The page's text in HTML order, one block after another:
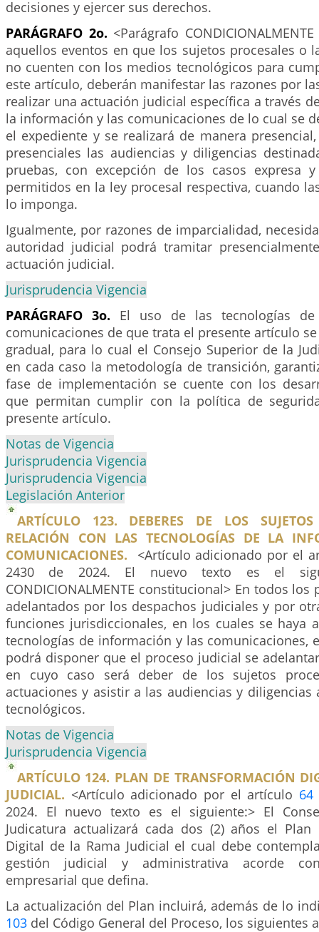
decisiones y ejercer sus derechos.
PARÁGRAFO 2o. <Parágrafo
aquellos eventos en que los sujetos procesales o
no cuenten con los medios tecnológicos para
este artículo, deberán manifestar las razones por
realizar una actuación judicial específica a través
la información y las comunicaciones de lo cual se
el expediente y se realizará de manera
presenciales las audiencias y diligencias
pruebas, con excepción de los casos expresa y
permitidos en la ley procesal respectiva, cuando
lo imponga.
Igualmente, por razones de imparcialidad,
autoridad judicial podrá tramitar
actuación judicial.
Jurisprudencia Vigencia
PARÁGRAFO 3o. El uso de las tecnologías
comunicaciones de que trata el presente artículo
gradual, para lo cual el Consejo Superior de la
en cada caso la metodología de transición,
fase de implementación se cuente con los
que permitan cumplir con la política de
presente artículo.
Notas de Vigencia
Jurisprudencia Vigencia
Jurisprudencia Vigencia
Legislación Anterior
ARTÍCULO 123. DEBERES DE LOS SUJETOS
RELACIÓN CON LAS TECNOLOGÍAS DE LA
COMUNICACIONES. <Artículo adicionado por el
2430 de 2024. El nuevo texto es el
CONDICIONALMENTE constitucional> En todos
adelantados por los despachos judiciales y por
funciones jurisdiccionales, en los cuales se haya
tecnologías de información y las comunicaciones,
podrá disponer que el proceso judicial se
en cuyo caso será deber de los sujetos
actuaciones y asistir a las audiencias y diligencias
tecnológicos.
Notas de Vigencia
Jurisprudencia Vigencia
ARTÍCULO 124. PLAN DE TRANSFORMACIÓN
JUDICIAL. <Artículo adicionado por el artículo 64
2024. El nuevo texto es el siguiente:> El
Judicatura actualizará cada dos (2) años el
Digital de la Rama Judicial el cual debe
gestión judicial y administrativa acorde
empresarial que defina.
La actualización del Plan incluirá, además de lo
103 del Código General del Proceso, los siguientes